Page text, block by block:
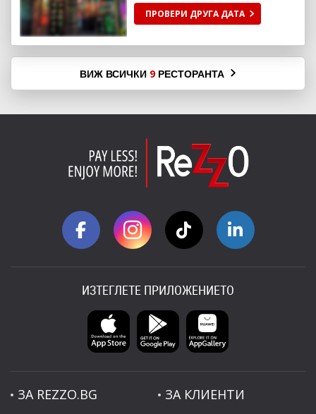
ПРОВЕРИ ДРУГА ДАТА
ВИЖ ВСИЧКИ 9 РЕСТОРАНТА
ИЗТЕГЛЕТЕ ПРИЛОЖЕНИЕТО
ЗА REZZO.BG ЗА КЛИЕНТИ